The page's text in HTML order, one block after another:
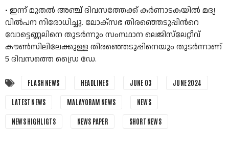
• ഇന്ന് മുതല്‍ അഞ്ച് ദിവസത്തേക്ക് കര്‍ണാടകയില്‍ മദ്യ
വില്‍പന നിരോധിച്ചു. ലോക്സഭ തിരഞ്ഞെടുപ്പിന്‍റെ
വോട്ടെണ്ണലിനെ തുടര്‍ന്നും സംസ്ഥാന ലെജിസ്​ലേറ്റീവ്
കൗണ്‍സിലിലേക്കുള്ള തിരഞ്ഞെടുപ്പിനെയും തുടര്‍ന്നാണ്
5 ദിവസത്തെ ഡ്രൈ ഡേ.
FLASH NEWS HEADLINES JUNE 03 JUNE 2024
LATEST NEWS MALAYORAM NEWS NEWS
NEWS HIGHLIGTS NEWS PAPER SHORT NEWS